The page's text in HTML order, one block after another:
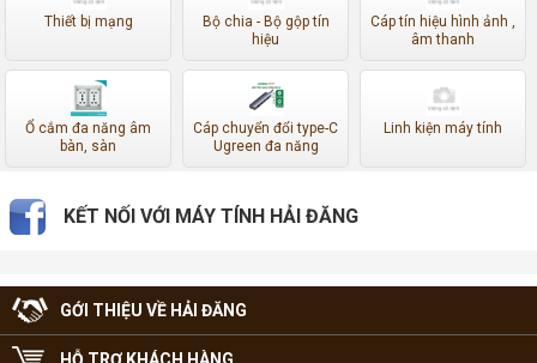
Thiết bị mạng
Bộ chia - Bộ gộp tín
hiệu
Cáp tín hiệu hình ảnh ,
âm thanh
Ổ cắm đa năng âm
bàn, sàn
Cáp chuyển đổi type-C
Ugreen đa năng
Linh kiện máy tính
KẾT NỐI VỚI MÁY TÍNH HẢI ĐĂNG
GỚI THIỆU VỀ HẢI ĐĂNG